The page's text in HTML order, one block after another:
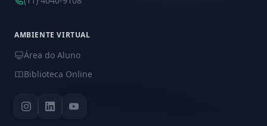
AMBIENTE VIRTUAL
Área do Aluno
Biblioteca Online